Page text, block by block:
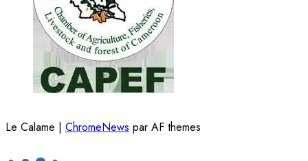
Le Calame | ChromeNews par AF themes